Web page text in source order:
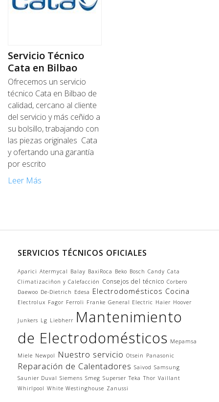
Servicio Técnico
Cata en Bilbao
Ofrecemos un servicio
técnico Cata en Bilbao de
calidad, cercano al cliente
del servicio y más ceñido a
su bolsillo, trabajando con
las piezas originales Cata
y ofertando una garantía
por escrito
Leer Más
SERVICIOS TÉCNICOS OFICIALES
Aparici Atermycal Balay BaxiRoca Beko Bosch Candy Cata
Climatizaciñon y Calefacción Consejos del técnico Corbero
Daewoo De-Dietrich Edesa Electrodomésticos Cocina
Electrolux Fagor Ferroli Franke General Electric Haier Hoover
Junkers Lg Liebherr Mantenimiento
de Electrodomésticos Mepamsa
Miele Newpol Nuestro servicio Otsein Panasonic
Reparación de Calentadores Saivod Samsung
Saunier Duval Siemens Smeg Superser Teka Thor Vaillant
Whirlpool White Westinghouse Zanussi